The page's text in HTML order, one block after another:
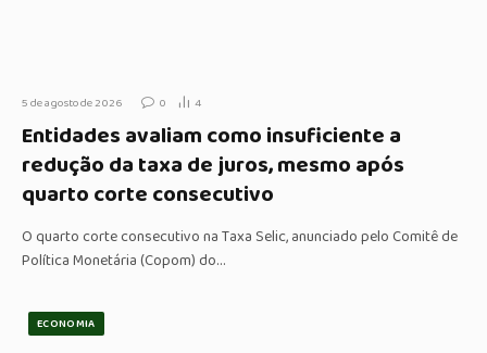
5 de agosto de 2026 0 4
Entidades avaliam como insuficiente a
redução da taxa de juros, mesmo após
quarto corte consecutivo
O quarto corte consecutivo na Taxa Selic, anunciado pelo Comitê de
Política Monetária (Copom) do…
ECONOMIA